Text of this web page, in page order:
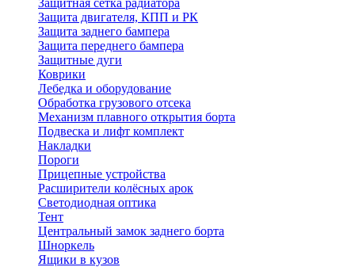
Защита двигателя, КПП и РК
Защита заднего бампера
Защита переднего бампера
Защитные дуги
Коврики
Лебедка и оборудование
Обработка грузового отсека
Механизм плавного открытия борта
Подвеска и лифт комплект
Накладки
Пороги
Прицепные устройства
Расширители колёсных арок
Светодиодная оптика
Тент
Центральный замок заднего борта
Шноркель
Ящики в кузов